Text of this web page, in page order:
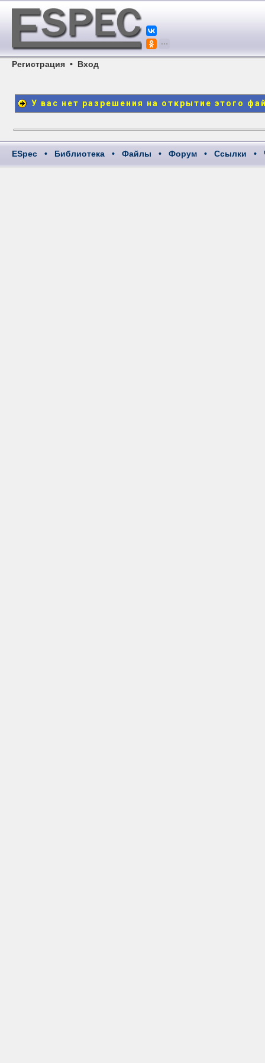
Регистрация • Вход
У вас нет разрешения на открытие этого
ESpec • Библиотека • Файлы • Форум • Ссылки •